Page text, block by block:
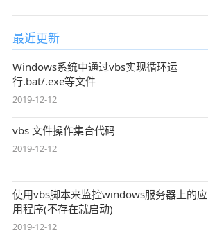
最近更新
Windows系统中通过vbs实现循环运
行.bat/.exe等文件
2019-12-12
vbs 文件操作集合代码
2019-12-12
使用vbs脚本来监控windows服务器上的应
用程序(不存在就启动)
2019-12-12